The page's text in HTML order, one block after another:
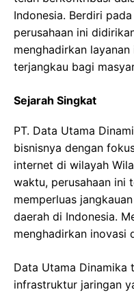
Indonesia. Berdiri
perusahaan ini
menghadirkan
terjangkau bagi
Sejarah Singkat
PT. Data Utama
bisnisnya dengan
internet di wilayah
waktu, perusahaan ini
memperluas
daerah di Indonesia.
menghadirkan inovasi
Data Utama Dinamika
infrastruktur jaringan